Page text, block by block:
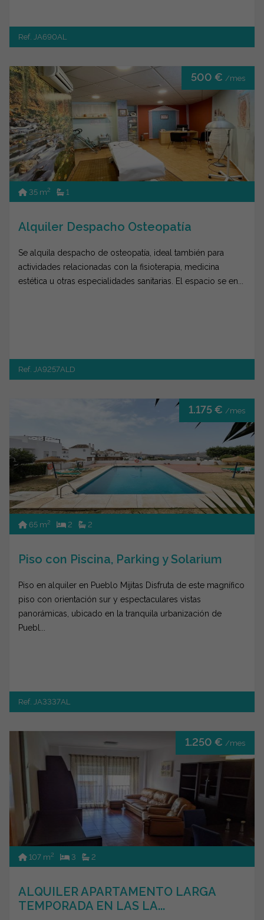
Ref. JA690AL
500 € /mes
35 m2 1
Alquiler Despacho Osteopatía
Se alquila despacho de osteopatía, ideal también para
actividades relacionadas con la fisioterapia, medicina
estética u otras especialidades sanitarias. El espacio se en...
Ref. JA9257ALD
1.175 € /mes
65 m2 2 2
Piso con Piscina, Parking y Solarium
Piso en alquiler en Pueblo Mijitas Disfruta de este magnífico
piso con orientación sur y espectaculares vistas
panorámicas, ubicado en la tranquila urbanización de
Puebl...
Ref. JA3337AL
1.250 € /mes
107 m2 3 2
ALQUILER APARTAMENTO LARGA
TEMPORADA EN LAS LA...